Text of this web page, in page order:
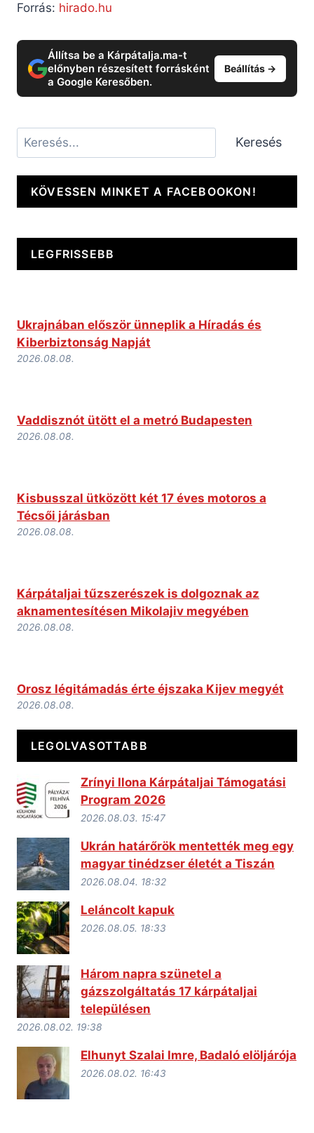
Forrás: hirado.hu
Állítsa be a Kárpátalja.ma-t
előnyben részesített forrásként
a Google Keresőben.
Beállítás →
Keresés Keresés
KÖVESSEN MINKET A FACEBOOKON!
LEGFRISSEBB
Ukrajnában először ünneplik a Híradás és
Kiberbiztonság Napját
2026.08.08.
Vaddisznót ütött el a metró Budapesten
2026.08.08.
Kisbusszal ütközött két 17 éves motoros a
Técsői járásban
2026.08.08.
Kárpátaljai tűzszerészek is dolgoznak az
aknamentesítésen Mikolajiv megyében
2026.08.08.
Orosz légitámadás érte éjszaka Kijev megyét
2026.08.08.
LEGOLVASOTTABB
Zrínyi Ilona Kárpátaljai Támogatási
Program 2026
2026.08.03. 15:47
Ukrán határőrök mentették meg egy
magyar tinédzser életét a Tiszán
2026.08.04. 18:32
Leláncolt kapuk
2026.08.05. 18:33
Három napra szünetel a
gázszolgáltatás 17 kárpátaljai
településen
2026.08.02. 19:38
Elhunyt Szalai Imre, Badaló elöljárója
2026.08.02. 16:43